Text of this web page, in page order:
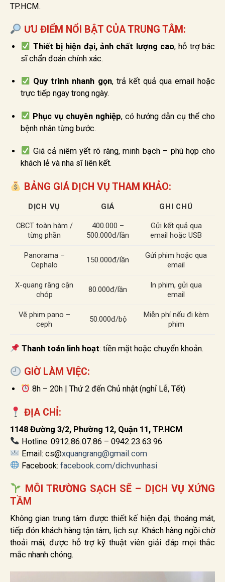
TP.HCM.
ƯU ĐIỂM NỔI BẬT CỦA TRUNG TÂM:
Thiết bị hiện đại, ảnh chất lượng cao, hỗ trợ bác
sĩ chẩn đoán chính xác.
Quy trình nhanh gọn, trả kết quả qua email hoặc
trực tiếp ngay trong ngày.
Phục vụ chuyên nghiệp, có hướng dẫn cụ thể cho
bệnh nhân từng bước.
Giá cả niêm yết rõ ràng, minh bạch – phù hợp cho
khách lẻ và nha sĩ liên kết.
BẢNG GIÁ DỊCH VỤ THAM KHẢO:
DỊCH VỤ GIÁ GHI CHÚ
CBCT toàn hàm /
từng phần
400.000 –
500.000đ/lần
Gửi kết quả qua
email hoặc USB
Panorama –
Cephalo
150.000đ/lần
Gửi phim hoặc qua
email
X-quang răng cận
chóp
80.000đ/lần
In phim, gửi qua
email
Vẽ phim pano –
ceph
50.000đ/bộ
Miễn phí nếu đi kèm
phim
Thanh toán linh hoạt: tiền mặt hoặc chuyển khoản.
GIỜ LÀM VIỆC:
8h – 20h | Thứ 2 đến Chủ nhật (nghỉ Lễ, Tết)
ĐỊA CHỈ:
1148 Đường 3/2, Phường 12, Quận 11, TP.HCM
Hotline: 0912.86.07.86 – 0942.23.63.96
Email: cs@xquangrang@gmail.com
Facebook: facebook.com/dichvunhasi
MÔI TRƯỜNG SẠCH SẼ – DỊCH VỤ XỨNG
TẦM
Không gian trung tâm được thiết kế hiện đại, thoáng mát,
tiếp đón khách hàng tận tâm, lịch sự. Khách hàng ngồi chờ
thoải mái, được hỗ trợ kỹ thuật viên giải đáp mọi thắc
mắc nhanh chóng.